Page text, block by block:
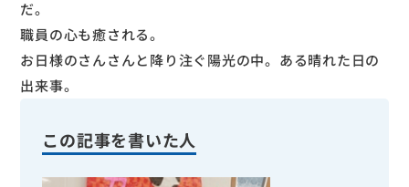
だ。
職員の心も癒される。
お日様のさんさんと降り注ぐ陽光の中。ある晴れた日の
出来事。
この記事を書いた人